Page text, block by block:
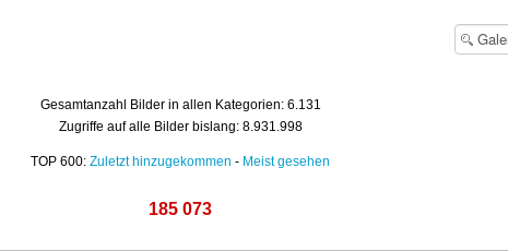
Gesamtanzahl Bilder in allen Kategorien: 6.131
Zugriffe auf alle Bilder bislang: 8.931.998
TOP 600:Zuletzt hinzugekommen - Meist gesehen
185 073